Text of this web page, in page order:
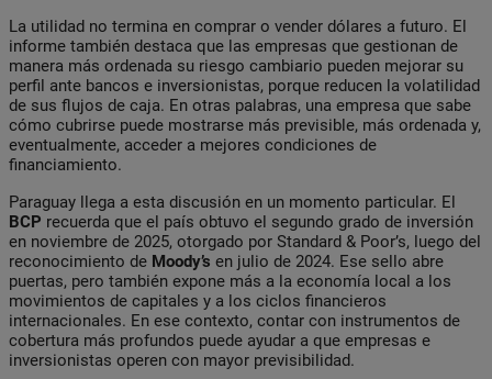
La utilidad no termina en comprar o vender dólares a futuro. El
informe también destaca que las empresas que gestionan de
manera más ordenada su riesgo cambiario pueden mejorar su
perfil ante bancos e inversionistas, porque reducen la volatilidad
de sus flujos de caja. En otras palabras, una empresa que sabe
cómo cubrirse puede mostrarse más previsible, más ordenada y,
eventualmente, acceder a mejores condiciones de
financiamiento.
Paraguay llega a esta discusión en un momento particular. El
BCP recuerda que el país obtuvo el segundo grado de inversión
en noviembre de 2025, otorgado por Standard & Poor’s, luego del
reconocimiento de Moody’s en julio de 2024. Ese sello abre
puertas, pero también expone más a la economía local a los
movimientos de capitales y a los ciclos financieros
internacionales. En ese contexto, contar con instrumentos de
cobertura más profundos puede ayudar a que empresas e
inversionistas operen con mayor previsibilidad.